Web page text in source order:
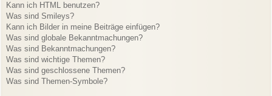
Kann ich HTML benutzen?
Was sind Smileys?
Kann ich Bilder in meine Beiträge einfügen?
Was sind globale Bekanntmachungen?
Was sind Bekanntmachungen?
Was sind wichtige Themen?
Was sind geschlossene Themen?
Was sind Themen-Symbole?